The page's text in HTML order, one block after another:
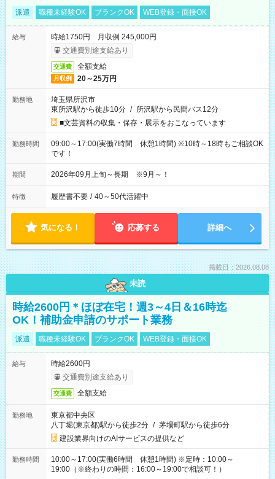
派遣 職種未経験OK ブランクOK WEB登録・面接OK
給与
時給1750円 月収例 245,000円
交通費別途支給あり
交通費 全額支給
月収例 20～25万円
勤務地
埼玉県所沢市
東所沢駅から徒歩10分 / 所沢駅から民間バス12分
■文芸資料の収集・保存・展示をおこなっています
勤務時間
09:00～17:00(実働7時間 休憩1時間) ※10時～18時もご相談OK
です！
期間 2026年09月上旬～長期 ※9月～！
特徴 履歴書不要 / 40～50代活躍中
気になる！ 応募する 詳細へ
掲載日：2026.08.08
未読
時給2600円＊ほぼ在宅！週3～4日＆16時迄
OK！補助金申請のサポート業務
派遣 職種未経験OK ブランクOK WEB登録・面接OK
給与
時給2600円
交通費別途支給あり
交通費 全額支給
勤務地
東京都中央区
八丁堀(東京都)駅から徒歩2分 / 茅場町駅から徒歩6分
建設業界向けのAIサービスの提供など
勤務時間
10:00～17:00(実働6時間 休憩1時間) ※定時：10:00～
19:00（※終わりの時間：16:00～19:00で相談可！）